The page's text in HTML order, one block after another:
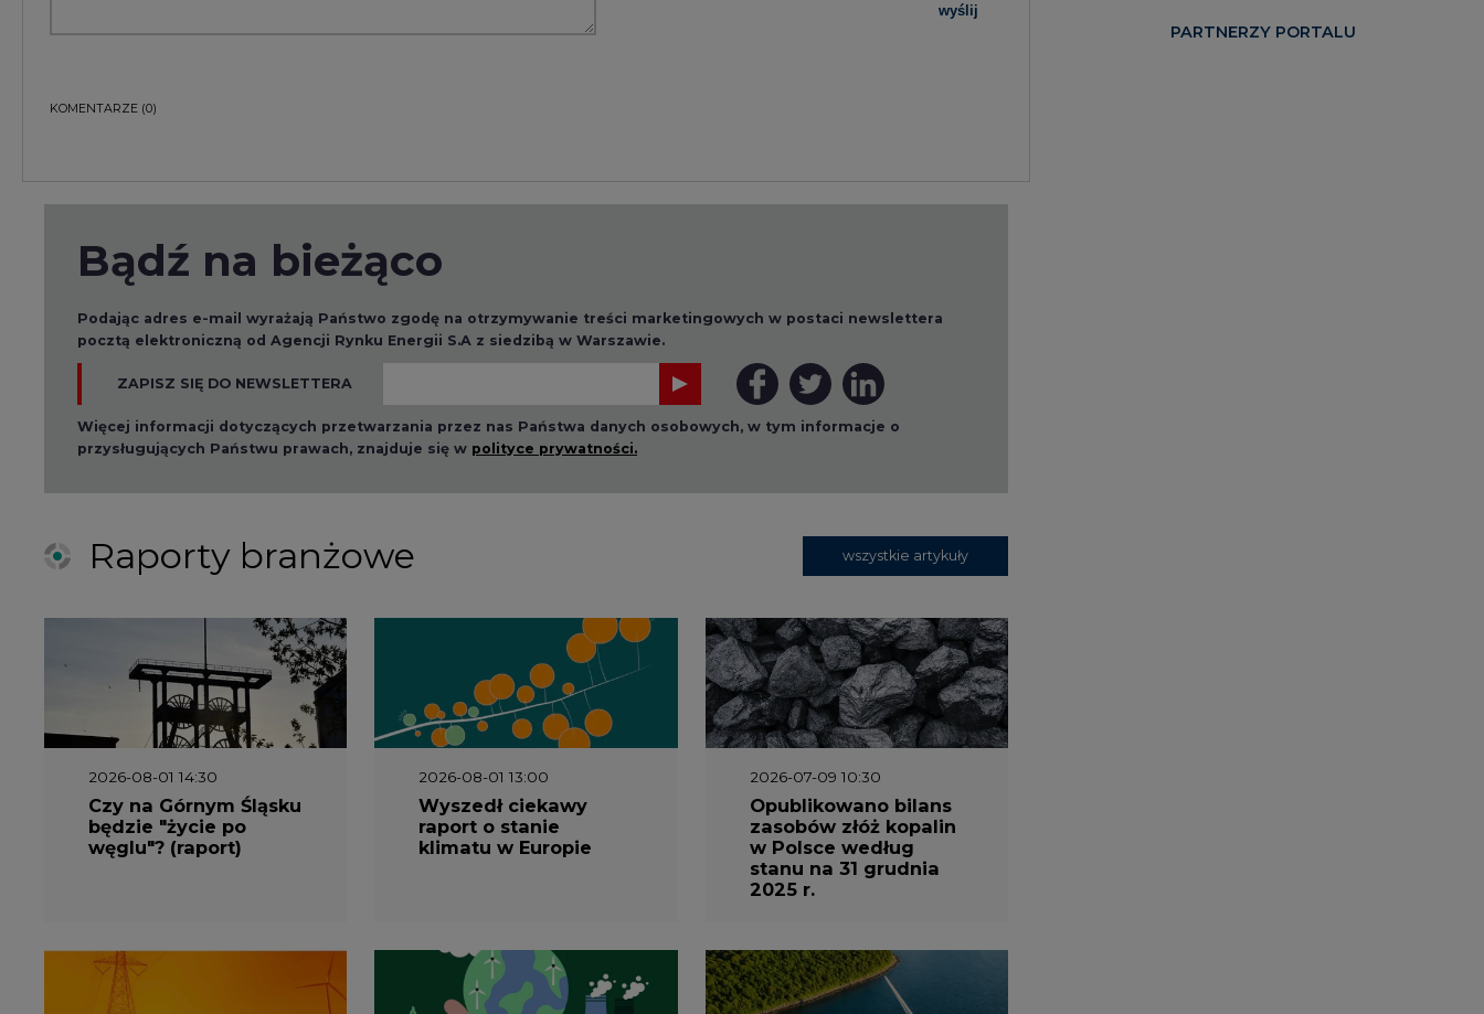
wyślij
KOMENTARZE (0)
Bądź na bieżąco
Podając adres e-mail wyrażają Państwo zgodę na otrzymywanie treści marketingowych w postaci newslettera
pocztą elektroniczną od Agencji Rynku Energii S.A z siedzibą w Warszawie.
ZAPISZ SIĘ DO NEWSLETTERA
Więcej informacji dotyczących przetwarzania przez nas Państwa danych osobowych, w tym informacje o
przysługujących Państwu prawach, znajduje się w polityce prywatności.
Raporty branżowe wszystkie artykuły
2026-08-01 14:30
Czy na Górnym Śląsku
będzie "życie po
węglu"? (raport)
2026-08-01 13:00
Wyszedł ciekawy
raport o stanie
klimatu w Europie
2026-07-09 10:30
Opublikowano bilans
zasobów złóż kopalin
w Polsce według
stanu na 31 grudnia
2025 r.
PARTNERZY PORTALU